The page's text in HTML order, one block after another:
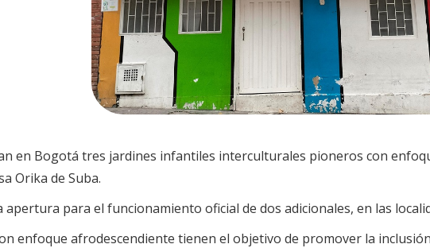
en Bogotá tres jardines infantiles interculturales pioneros con
Orika de Suba.
apertura para el funcionamiento oficial de dos adicionales, en las
enfoque afrodescendiente tienen el objetivo de promover la